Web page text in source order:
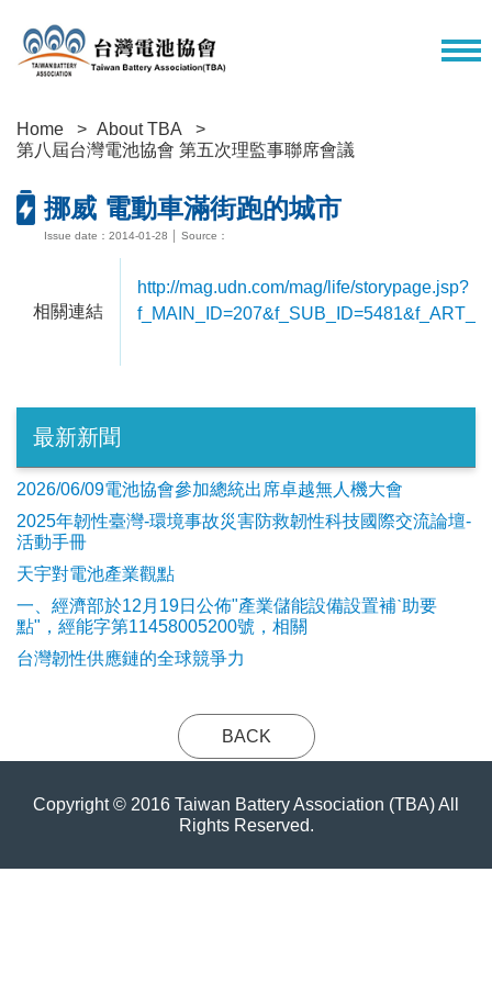
Home
About TBA
第八屆台灣電池協會 第五次理監事聯席會議
挪威 電動車滿街跑的城市
Issue date：2014-01-28 │ Source：
相關連結
http://mag.udn.com/mag/life/storypage.jsp?
最新新聞
2026/06/09電池協會參加總統出席卓越無人機大會
2025年韌性臺灣-環境事故災害防救韌性科技國際交流論壇-
活動手冊
天宇對電池產業觀點
​一、經濟部於12月19日公佈"產業儲能設備設置補ˋ助要
點"，經能字第11458005200號，相關
台灣韌性供應鏈的全球競爭力
BACK
Copyright © 2016 Taiwan Battery Association (TBA) All
Rights Reserved.